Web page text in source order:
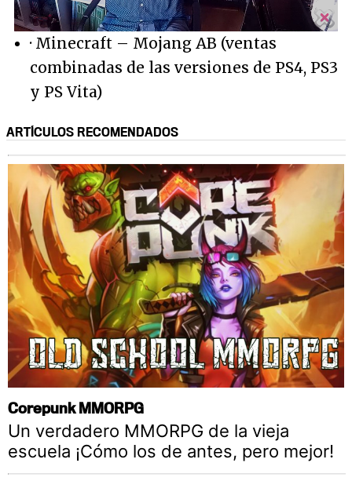
Unmute
· Minecraft – Mojang AB (ventas
combinadas de las versiones de PS4, PS3
y PS Vita)
ARTÍCULOS RECOMENDADOS
Corepunk MMORPG
Un verdadero MMORPG de la vieja
escuela ¡Cómo los de antes, pero mejor!